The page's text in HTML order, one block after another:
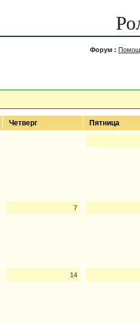
Форум :
Четверг Пятница
7
14